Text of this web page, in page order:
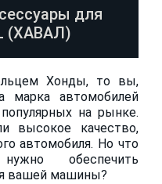
для
(ХАВАЛ)
Хонды, то вы,
марка автомобилей
на рынке.
высокое качество,
автомобиля. Но что
обеспечить
вашей машины?